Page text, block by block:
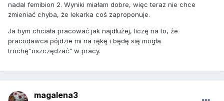
nadal femibion 2. Wyniki miałam dobre, więc teraz nie chce
zmieniać chyba, że lekarka coś zaproponuje.
Ja bym chciała pracować jak najdłużej, liczę na to, że
pracodawca pójdzie mi na rękę i będę się mogła
trochę"oszczędzać" w pracy.
magalena3